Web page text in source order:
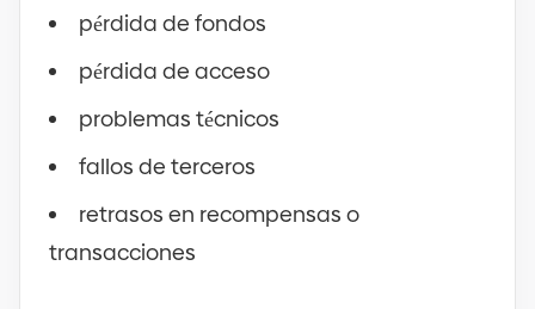
pérdida de fondos
pérdida de acceso
problemas técnicos
fallos de terceros
retrasos en recompensas o
transacciones